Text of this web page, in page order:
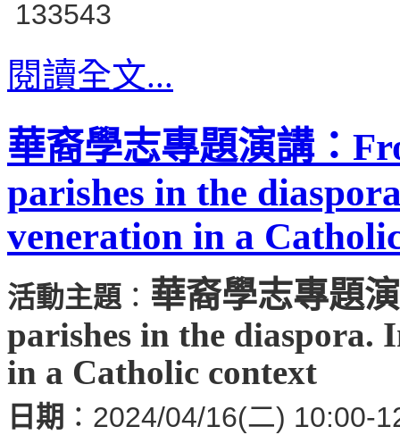
閱讀全文...
華裔學志專題演講：
parishes in the
veneration in a
活動主題： 華裔學志專題
parishes in the diaspora.
in a Catholic context
日期 ：2024/04/16(二) 10:00-